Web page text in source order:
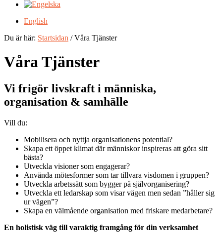
English
Du är här: Startsidan / Våra Tjänster
Våra Tjänster
Vi frigör livskraft i människa,
organisation & samhälle
Vill du:
Mobilisera och nyttja organisationens potential?
Skapa ett öppet klimat där människor inspireras att göra sitt
bästa?
Utveckla visioner som engagerar?
Använda mötesformer som tar tillvara visdomen i gruppen?
Utveckla arbetssätt som bygger på självorganisering?
Utveckla ett ledarskap som visar vägen men sedan ”håller sig
ur vägen”?
Skapa en välmående organisation med friskare medarbetare?
En holistisk väg till varaktig framgång för din verksamhet